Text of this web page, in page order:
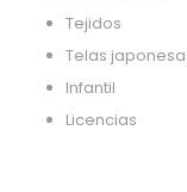
Tejidos
Telas
Infantil
Licencias